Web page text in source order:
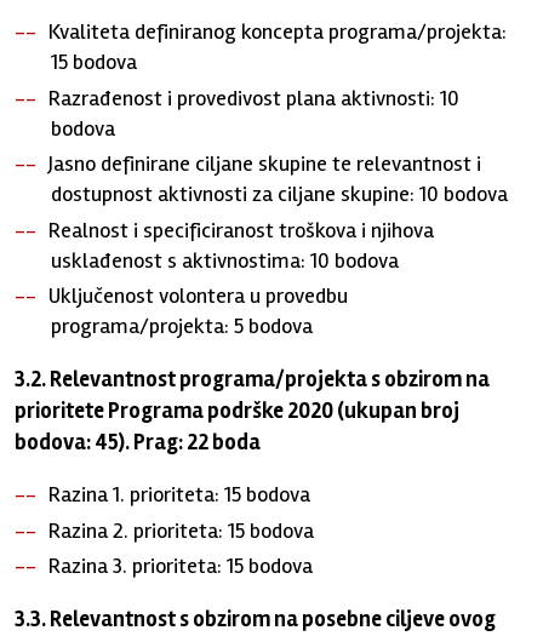
Kvaliteta definiranog koncepta programa/projekta:
15 bodova
Razrađenost i provedivost plana aktivnosti: 10
bodova
Jasno definirane ciljane skupine te relevantnost i
dostupnost aktivnosti za ciljane skupine: 10 bodova
Realnost i specificiranost troškova i njihova
usklađenost s aktivnostima: 10 bodova
Uključenost volontera u provedbu
programa/projekta: 5 bodova
3.2. Relevantnost programa/projekta s obzirom na
prioritete Programa podrške 2020 (ukupan broj
bodova: 45). Prag: 22 boda
Razina 1. prioriteta: 15 bodova
Razina 2. prioriteta: 15 bodova
Razina 3. prioriteta: 15 bodova
3.3. Relevantnost s obzirom na posebne ciljeve ovog